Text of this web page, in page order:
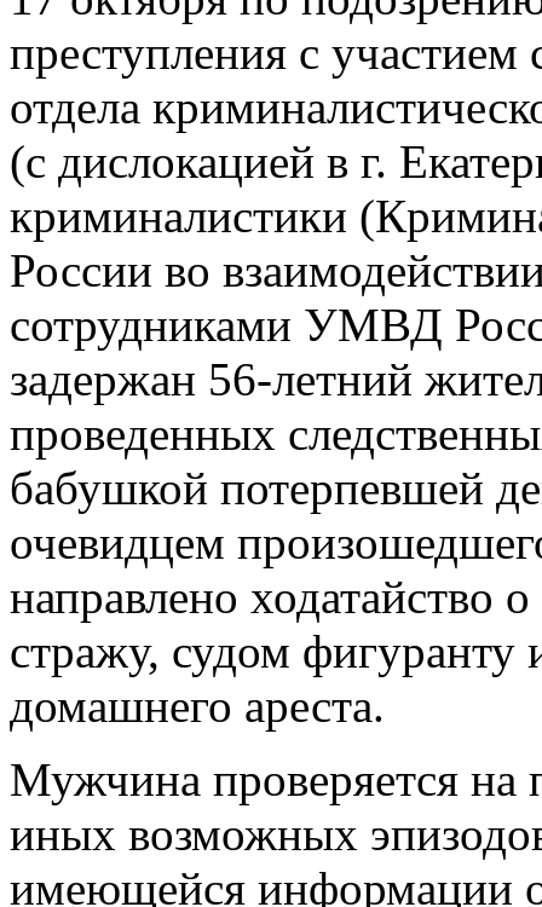
преступления с участием
отдела
(с дислокацией в г.
криминалистики
России во
сотрудниками УМВД
задержан 56-летний
проведенных
бабушкой потерпевшей
очевидцем
направлено ходатайство
стражу, судом фигуранту
домашнего ареста.
Мужчина проверяется на
иных возможных
имеющейся информации